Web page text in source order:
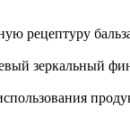
рецептуру
зеркальный